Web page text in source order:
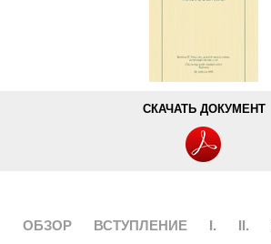
СКАЧАТЬ ДОКУМЕНТ
ОБЗОР ВСТУПЛЕНИЕ I. II.